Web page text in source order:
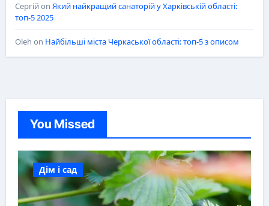
Сергійon Який найкращий санаторій у Харківській області:
топ-5 2025
Oleh on Найбільші міста Черкаської області: топ-5 з описом
You Missed
Дім і сад